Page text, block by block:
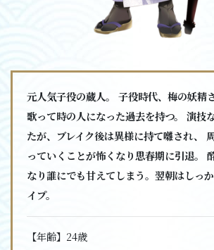
元人気子役の蔵人。 子役時代、梅の妖精
歌って時の人になった過去を持つ。 演技
たが、ブレイク後は異様に持て囃され、
っていくことが怖くなり思春期に引退。
なり誰にでも甘えてしまう。翌朝はしっ
イプ。
【年齢】 24歳